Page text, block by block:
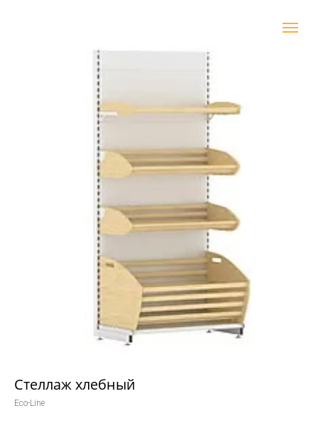
Стеллаж хлебный
Eco-Line